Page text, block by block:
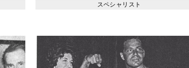
スペシャリスト